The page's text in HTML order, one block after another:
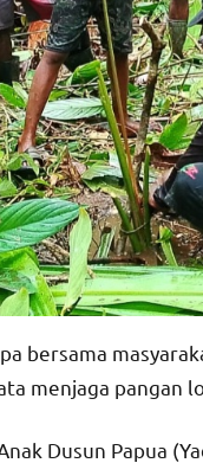
bersama
menjaga pangan
Dusun Papua